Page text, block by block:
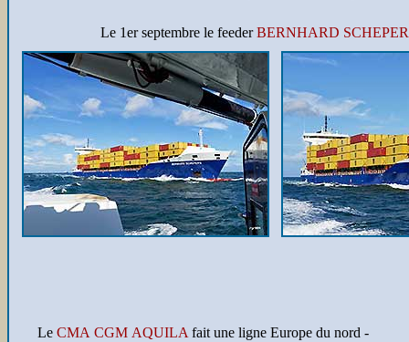
Le 1er septembre le feederBERNHARD
Le CMA CGM AQUILA fait une ligne Europe du nord -